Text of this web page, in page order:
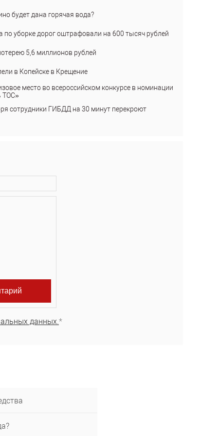
будет дана горячая вода?
по уборке дорог оштрафовали на 600 тысяч рублей
5,6 миллионов рублей
в Копейске в Крещение
место во всероссийском конкурсе в номинации
ТОС»
сотрудники ГИБДД на 30 минут перекроют
данных.*